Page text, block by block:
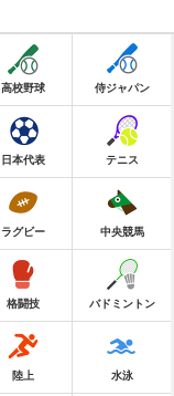
高校野球 侍ジャパン
日本代表 テニス
ラグビー 中央競馬
格闘技 バドミントン
陸上 水泳